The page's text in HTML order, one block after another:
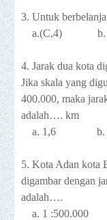
3. Untuk
a.(C,4)
4. Jarak dua kota
Jika skala yang
400.000, maka
adalah…. km
a. 1,6
b.
5. Kota Adan kota
digambar dengan
adalah….
a. 1 :500.000